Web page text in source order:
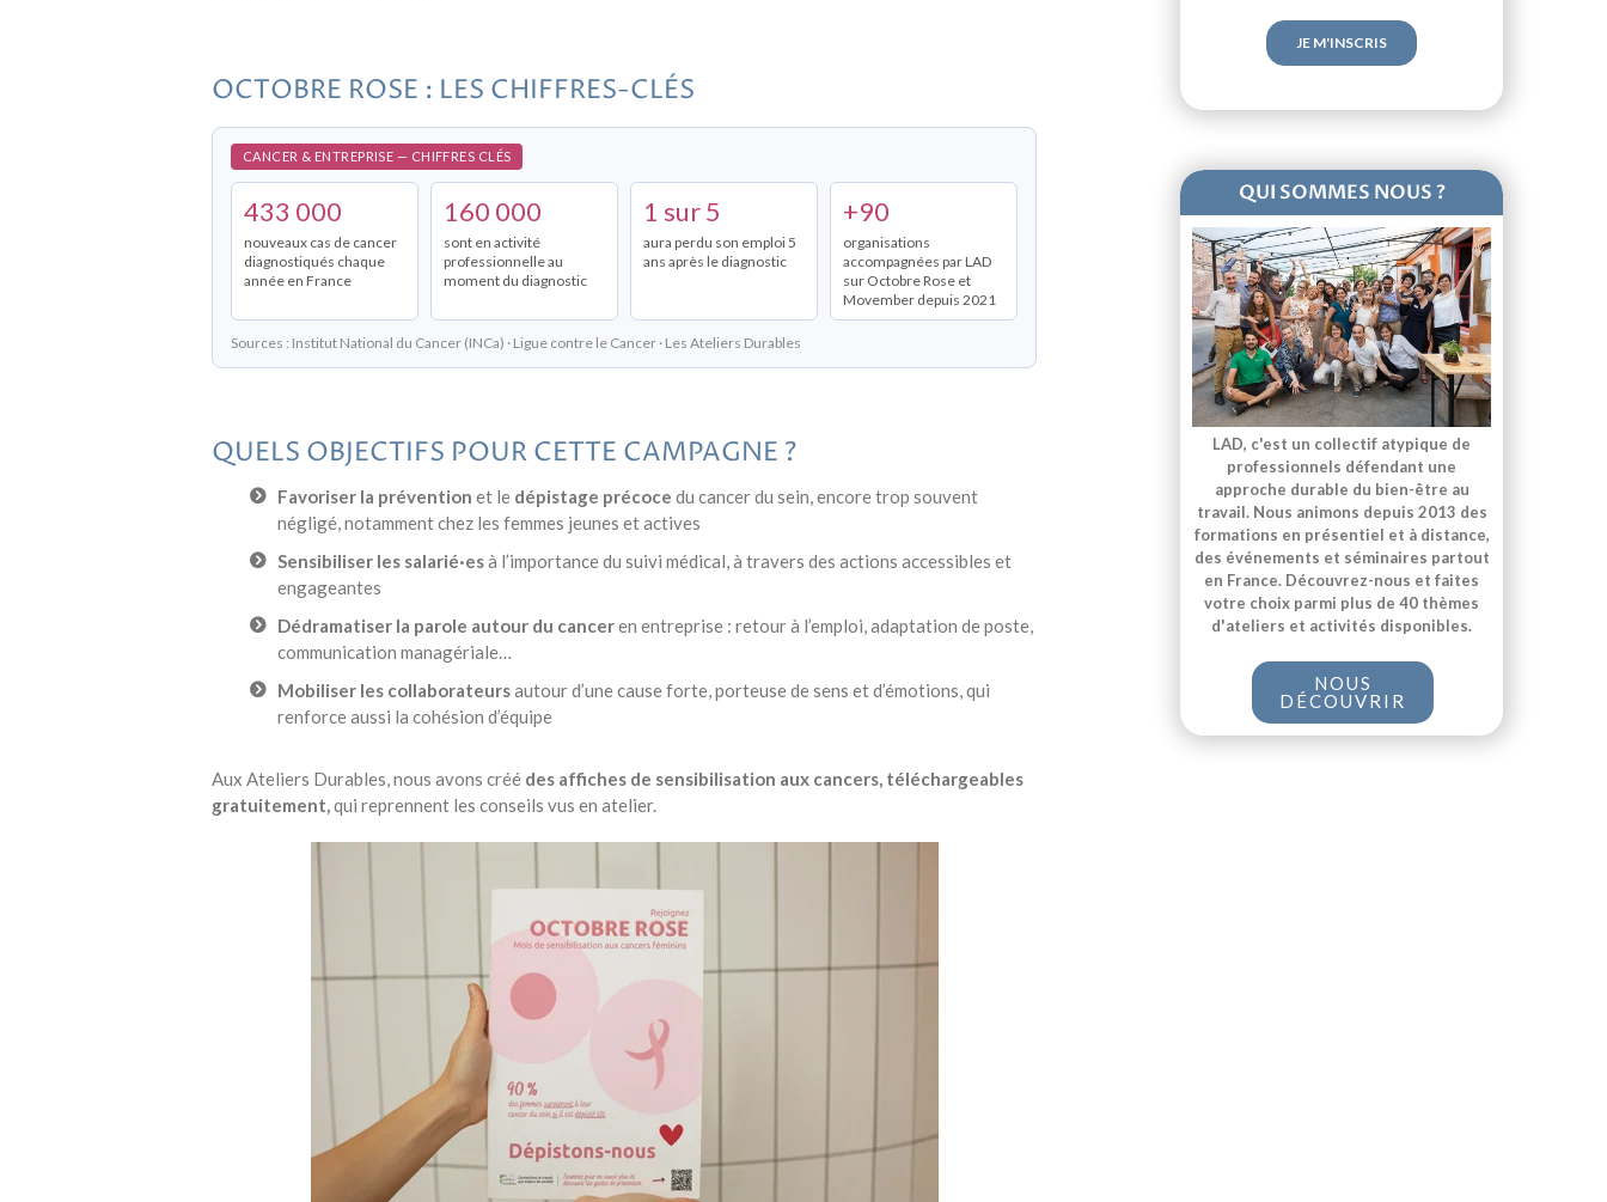
OCTOBRE ROSE : LES CHIFFRES-CLÉS
CANCER & ENTREPRISE — CHIFFRES CLÉS
433 000
nouveaux cas de cancer
diagnostiqués chaque
année en France
160 000
sont en activité
professionnelle au
moment du diagnostic
1 sur 5
aura perdu son emploi 5
ans après le diagnostic
+90
organisations
accompagnées par LAD
sur Octobre Rose et
Movember depuis 2021
Sources : Institut National du Cancer (INCa) · Ligue contre le Cancer · Les Ateliers Durables
QUELS OBJECTIFS POUR CETTE CAMPAGNE ?
Favoriser la prévention et le dépistage précoce du cancer du sein, encore trop souvent
négligé, notamment chez les femmes jeunes et actives
Sensibiliser les salarié·esà l’importance du suivi médical, à travers des actions accessibles et
engageantes
Dédramatiser la parole autour du canceren entreprise : retour à l’emploi, adaptation de poste,
communication managériale…
Mobiliser les collaborateursautour d’une cause forte, porteuse de sens et d’émotions, qui
renforce aussi la cohésion d’équipe
Aux Ateliers Durables, nous avons créé des affiches de sensibilisation aux cancers, téléchargeables
gratuitement,qui reprennent les conseils vus en atelier.
QUI SOMMES NOUS ?
LAD, c'est un collectif atypique de
professionnels défendant une
approche durable du bien-être au
travail. Nous animons depuis 2013 des
formations en présentiel et à distance,
des événements et séminaires partout
en France. Découvrez-nous et faites
votre choix parmi plus de 40 thèmes
d'ateliers et activités disponibles.
NOUS
DÉCOUVRIR